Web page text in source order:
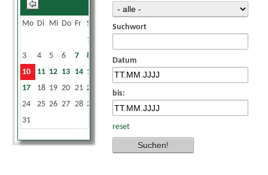
Mo Di Mi Do Fr Sa
1
3
4 5 6 7 8
10
11 12 13 14 15
17
18 19 20 21 22
24
25 26 27 28 29
31
Suchwort
Datum
bis:
reset